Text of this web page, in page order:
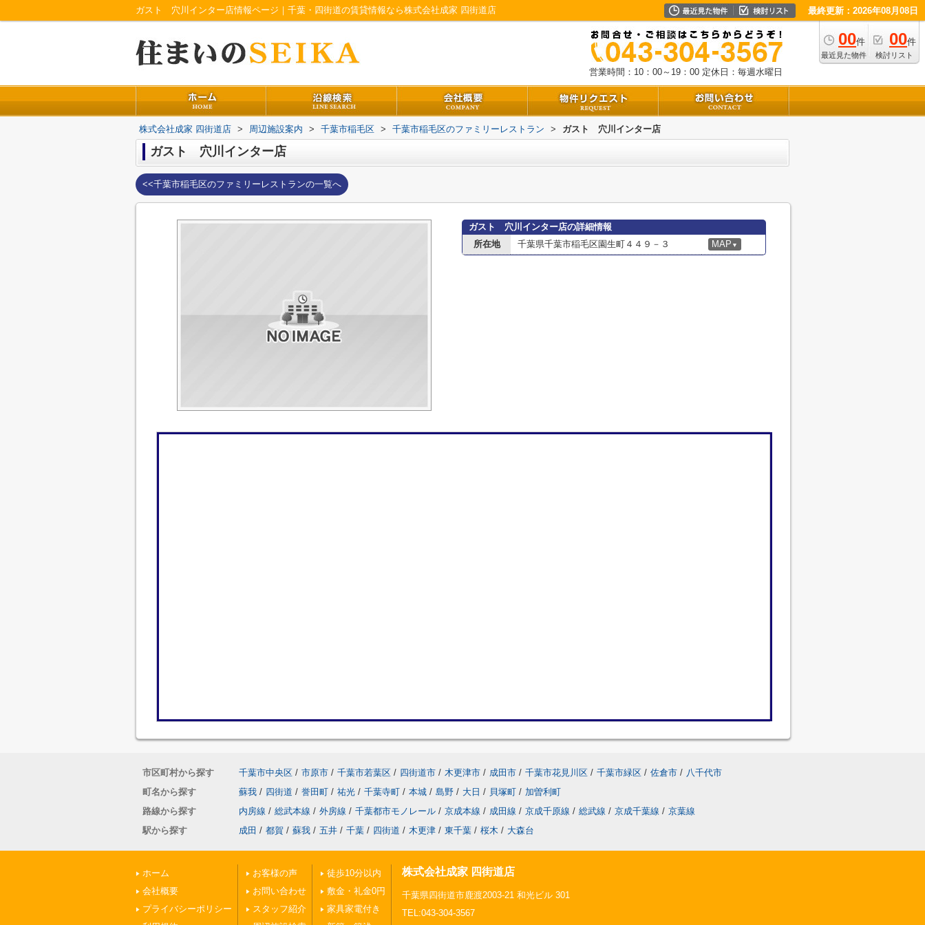
ガスト 穴川インター店情報ページ｜千葉・四街道の賃貸情報なら株式会社成家 四街道店 最終更新：2026年08月08日
00件
最近見た物件
00件
検討リスト
営業時間：10：00～19：00 定休日：毎週水曜日
株式会社成家 四街道店 > 周辺施設案内 > 千葉市稲毛区 > 千葉市稲毛区のファミリーレストラン > ガスト 穴川インター店
ガスト 穴川インター店
<<千葉市稲毛区のファミリーレストランの一覧へ
ガスト 穴川インター店の詳細情報
所在地
千葉県千葉市稲毛区園生町４４９－３ MAP ▼
市区町村から探す 千葉市中央区 / 市原市 / 千葉市若葉区 / 四街道市 / 木更津市 / 成田市 / 千葉市花見川区 / 千葉市緑区 / 佐倉市 / 八千代市
町名から探す
蘇我 / 四街道 / 誉田町 / 祐光 / 千葉寺町 / 本城 / 島野 / 大日 / 貝塚町 / 加曽利町
路線から探す
内房線 / 総武本線 / 外房線 / 千葉都市モノレール / 京成本線 / 成田線 / 京成千原線 / 総武線 / 京成千葉線 / 京葉線
駅から探す
成田 / 都賀 / 蘇我 / 五井 / 千葉 / 四街道 / 木更津 / 東千葉 / 桜木 / 大森台
ホーム
会社概要
プライバシーポリシー
お客様の声
お問い合わせ
スタッフ紹介
徒歩10分以内
敷金・礼金0円
家具家電付き
株式会社成家 四街道店
千葉県四街道市鹿渡2003-21 和光ビル 301
TEL:043-304-3567